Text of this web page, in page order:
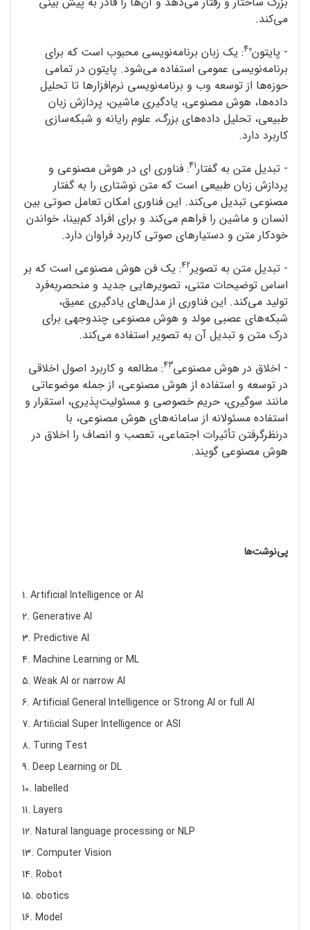
می‌کند.
- پایتون40: یک زبان برنامه‌نویسی محبوب است که برای
برنامه‌نویسی عمومی استفاده می‌شود. پایتون در تمامی
حوزه‌ها از توسعه‌ وب و برنامه‌نویسی نرم‌افزارها تا تحلیل
داده‌ها، هوش مصنوعی، یادگیری ماشین، پردازش زبان
طبیعی، تحلیل داده‌های بزرگ، علوم رایانه و شبکه‌سازی
کاربرد دارد.
- تبدیل متن به گفتار41: فناوری ای در هوش مصنوعی و
پردازش زبان طبیعی است که متن نوشتاری را به گفتار
مصنوعی تبدیل می‌کند. این فناوری امکان تعامل صوتی بین
انسان و ماشین را فراهم می‌کند و برای افراد کم‌بینا، خواندن
خودکار متن و دستیارهای صوتی کاربرد فراوان دارد.
- تبدیل متن به تصویر42: یک فن هوش مصنوعی است که بر
اساس توضیحات متنی، تصویرهایی جدید و منحصربه‌فرد
تولید می‌کند. این فناوری از مدل‌های یادگیری عمیق،
شبکه‌های عصبی مولد و هوش مصنوعی چندوجهی برای
درک متن و تبدیل آن به تصویر استفاده می‌کند.
- اخلاق در هوش مصنوعی43: مطالعه و کاربرد اصول اخلاقی
در توسعه و استفاده از هوش مصنوعی، از جمله موضوعاتی
مانند سوگیری، حریم خصوصی و مسئولیت‌پذیری، استقرار و
استفاده‌ مسئولانه از سامانه‌‌های هوش مصنوعی، با
درنظرگرفتن تأثیرات اجتماعی، تعصب و انصاف را اخلاق در
هوش مصنوعی گویند.
پی‌نوشت‌ها
1. Artificial Intelligence or AI
2. Generative AI
3. Predictive AI
4. Machine Learning or ML
5. Weak AI or narrow AI
6. Artificial General Intelligence or Strong AI or full AI
7. Artiﬁcial Super Intelligence or ASI
8. Turing Test
9. Deep Learning or DL
10. labelled
11. Layers
12. Natural language processing or NLP
13. Computer Vision
14. Robot
15. obotics
16. Model